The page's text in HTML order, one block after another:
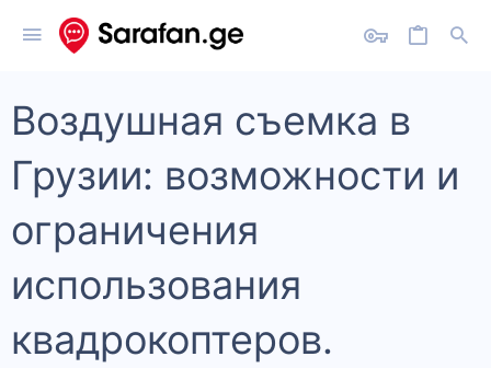
Воздушная съемка в
Грузии: возможности и
ограничения
использования
квадрокоптеров.